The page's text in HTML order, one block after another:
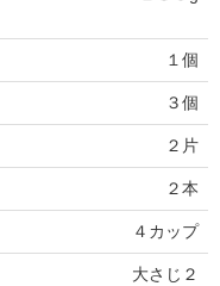
１個
３個
２片
２本
４カップ
大さじ２